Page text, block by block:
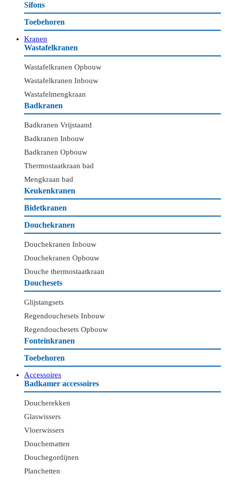
Sifons
Toebehoren
Kranen
Wastafelkranen
Wastafelkranen Opbouw
Wastafelkranen Inbouw
Wastafelmengkraan
Badkranen
Badkranen Vrijstaand
Badkranen Inbouw
Badkranen Opbouw
Thermostaatkraan bad
Mengkraan bad
Keukenkranen
Bidetkranen
Douchekranen
Douchekranen Inbouw
Douchekranen Opbouw
Douche thermostaatkraan
Douchesets
Glijstangsets
Regendouchesets Inbouw
Regendouchesets Opbouw
Fonteinkranen
Toebehoren
Accessoires
Badkamer accessoires
Doucherekken
Glaswissers
Vloerwissers
Douchematten
Douchegordijnen
Planchetten